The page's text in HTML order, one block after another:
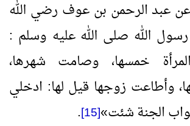
عن عبد الرحمن بن عوف رضي الله
الله صلى الله عليه وسلم :
خمسها، وصامت شهرها،
وأطاعت زوجها قيل لها: ادخلي
الجنة شئت»
[15]
.